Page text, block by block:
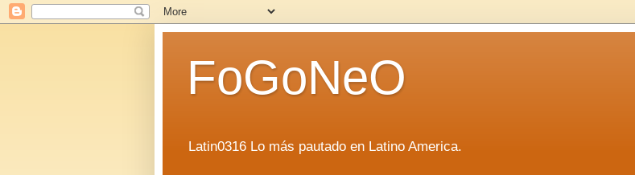
FoGoNeO
Latin0316 Lo más pautado en Latino America.